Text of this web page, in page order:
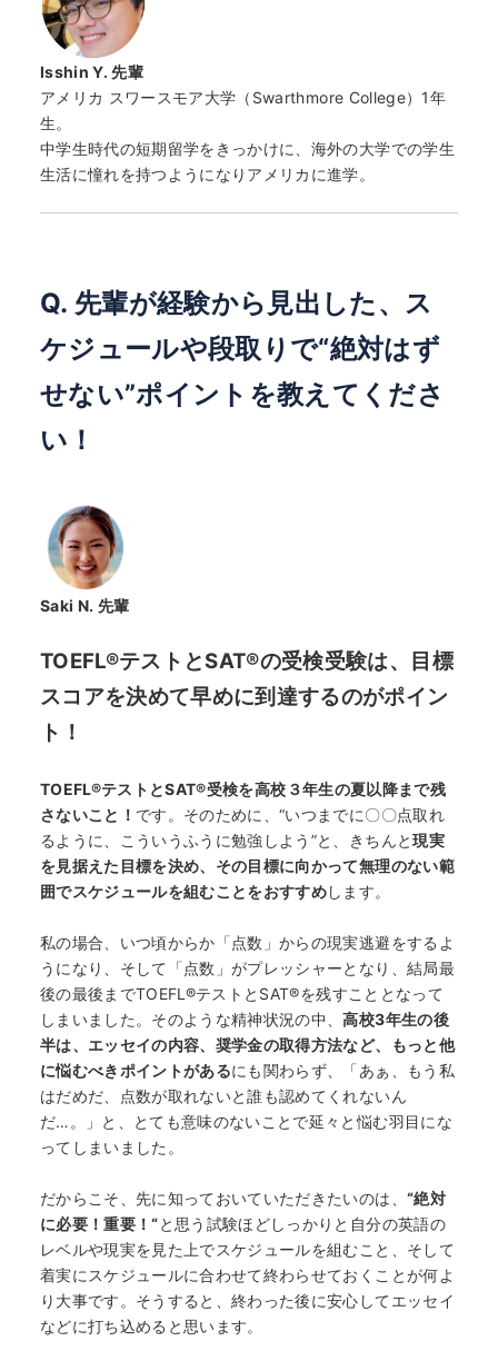
Isshin Y.先輩
アメリカ スワースモア大学（Swarthmore College）1年
生。
中学生時代の短期留学をきっかけに、海外の大学での学生
生活に憧れを持つようになりアメリカに進学。
Q. 先輩が経験から見出した、ス
ケジュールや段取りで“絶対はず
せない”ポイントを教えてくださ
い！
Saki N. 先輩
TOEFL®テストとSAT®の受検受験は、目標
スコアを決めて早めに到達するのがポイン
ト！
TOEFL®テスト とSAT®受検を高校３年生の夏以降まで残
さないこと！ です。そのために、“いつまでに〇〇点取れ
るように、こういうふうに勉強しよう”と、きちんと現実
を見据えた目標を決め、その目標に向かって無理のない範
囲でスケジュールを組むことをおすすめします。
私の場合、いつ頃からか「点数」からの現実逃避をするよ
うになり、そして「点数」がプレッシャーとなり、結局最
後の最後までTOEFL®テストとSAT®を残すこととなって
しまいました。そのような精神状況の中、高校3年生の後
半は、エッセイの内容、奨学金の取得方法など、もっと他
に悩むべきポイントがあるにも関わらず、「あぁ、もう私
はだめだ、点数が取れないと誰も認めてくれないん
だ…。」と、とても意味のないことで延々と悩む羽目にな
ってしまいました。
だからこそ、先に知っておいていただきたいのは、 “絶対
に必要！重要！“と思う試験ほどしっかりと自分の英語の
レベルや現実を見た上でスケジュールを組むこと、そして
着実にスケジュールに合わせて終わらせておくことが何よ
り大事です。そうすると、終わった後に安心してエッセイ
などに打ち込めると思います。